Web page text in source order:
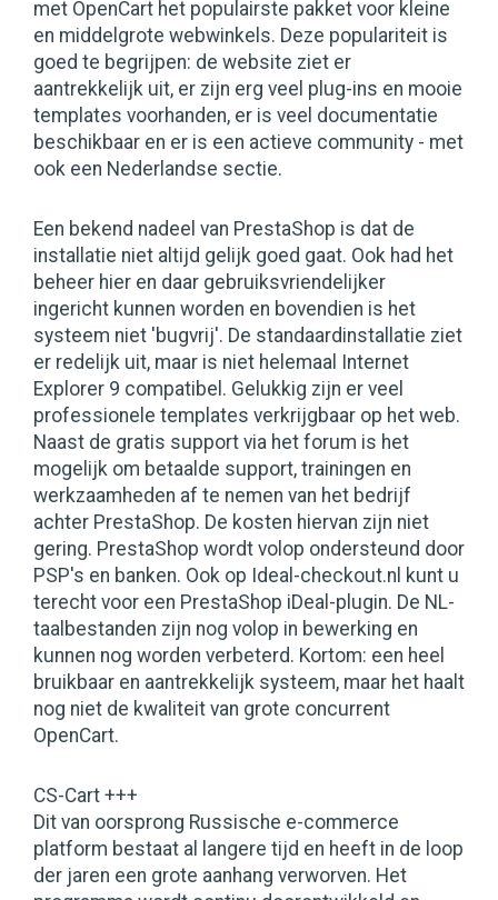
met OpenCart het populairste pakket voor kleine
en middelgrote webwinkels. Deze populariteit is
goed te begrijpen: de website ziet er
aantrekkelijk uit, er zijn erg veel plug-ins en mooie
templates voorhanden, er is veel documentatie
beschikbaar en er is een actieve community - met
ook een Nederlandse sectie.
Een bekend nadeel van PrestaShop is dat de
installatie niet altijd gelijk goed gaat. Ook had het
beheer hier en daar gebruiksvriendelijker
ingericht kunnen worden en bovendien is het
systeem niet 'bugvrij'. De standaardinstallatie ziet
er redelijk uit, maar is niet helemaal Internet
Explorer 9 compatibel. Gelukkig zijn er veel
professionele templates verkrijgbaar op het web.
Naast de gratis support via het forum is het
mogelijk om betaalde support, trainingen en
werkzaamheden af te nemen van het bedrijf
achter PrestaShop. De kosten hiervan zijn niet
gering. PrestaShop wordt volop ondersteund door
PSP's en banken. Ook op Ideal-checkout.nl kunt u
terecht voor een PrestaShop iDeal-plugin. De NL-
taalbestanden zijn nog volop in bewerking en
kunnen nog worden verbeterd. Kortom: een heel
bruikbaar en aantrekkelijk systeem, maar het haalt
nog niet de kwaliteit van grote concurrent
OpenCart.
CS-Cart +++
Dit van oorsprong Russische e-commerce
platform bestaat al langere tijd en heeft in de loop
der jaren een grote aanhang verworven. Het